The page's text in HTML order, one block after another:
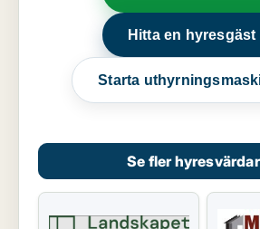
Hitta en hyresgäst
Starta
Se fler hyresvärdar